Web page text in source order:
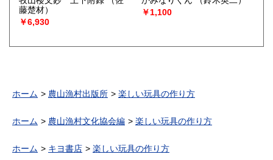
藤楚材）
￥6,930
￥1,100
ホーム 農山漁村出版所 楽しい玩具の作り方
ホーム 農山漁村文化協会編 楽しい玩具の作り方
ホーム キヨ書店 楽しい玩具の作り方